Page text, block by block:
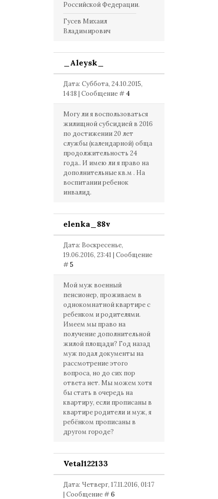
Российской Федерации.
Гусев Михаил
Владимирович
_Aleysk_
Дата: Суббота, 24.10.2015,
14:18 | Сообщение #4
Могу ли я воспользоваться
жилищной субсидией в 2016
по достижении 20 лет
службы (календарной) обща
продолжительность 24
года.. И имею ли я право на
дополнительные кв.м . На
воспитании ребенок
инвалид.
elenka_88v
Дата: Воскресенье,
19.06.2016, 23:41 | Сообщение
#5
Мой муж военный
пенсионер, проживаем в
однокомнатной квартире с
ребенком и родителями.
Имеем мы право на
получение дополнительной
жилой площади? Год назад
муж подал документы на
рассмотрение этого
вопроса, но до сих пор
ответа нет. Мы можем хотя
бы стать в очередь на
квартиру, если прописаны в
квартире родители и муж, я
ребёнком прописаны в
другом городе?
Vetal122133
Дата: Четверг, 17.11.2016, 01:17
| Сообщение #6